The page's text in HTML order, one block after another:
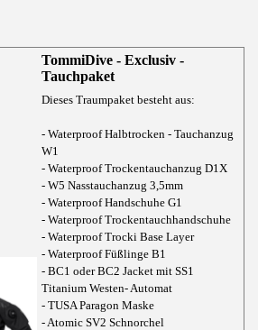
TommiDive - Exclusiv -
Tauchpaket
Dieses Traumpaket besteht aus:
- Waterproof Halbtrocken - Tauchanzug
W1
- Waterproof Trockentauchanzug D1X
- W5 Nasstauchanzug 3,5mm
- Waterproof Handschuhe G1
- Waterproof Trockentauchhandschuhe
- Waterproof Trocki Base Layer
- Waterproof Füßlinge B1
- BC1 oder BC2 Jacket mit SS1
Titanium Westen- Automat
- TUSA Paragon Maske
- Atomic SV2 Schnorchel